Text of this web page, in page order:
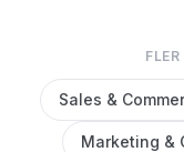
Sales &
Marketing &